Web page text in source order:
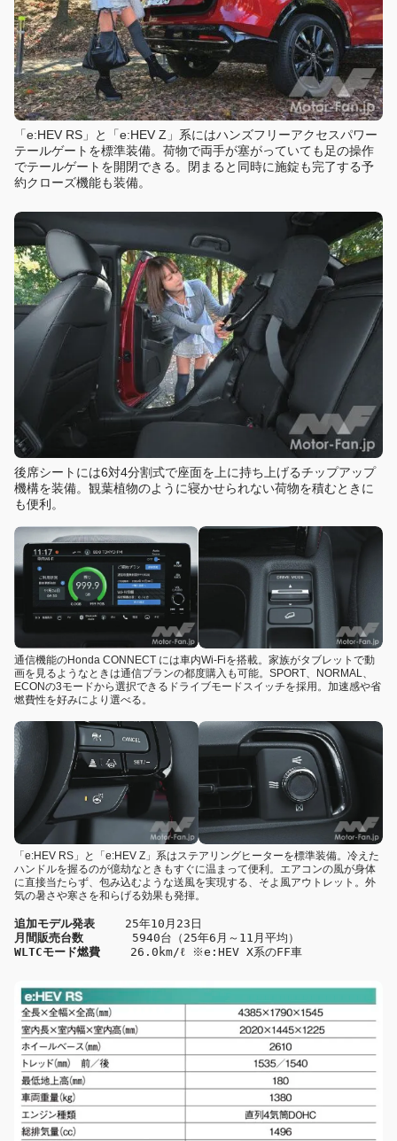
「e:HEV RS」と「e:HEV Z」系にはハンズフリーアクセスパワー
テールゲートを標準装備。荷物で両手が塞がっていても足の操作
でテールゲートを開閉できる。閉まると同時に施錠も完了する予
約クローズ機能も装備。
後席シートには6対4分割式で座面を上に持ち上げるチップアップ
機構を装備。観葉植物のように寝かせられない荷物を積むときに
も便利。
通信機能のHonda CONNECT には車内Wi-Fiを搭載。家族がタブレットで動
画を見るようなときは通信プランの都度購入も可能。SPORT、NORMAL、
ECONの3モードから選択できるドライブモードスイッチを採用。加速感や省
燃費性を好みにより選べる。
「e:HEV RS」と「e:HEV Z」系はステアリングヒーターを標準装備。冷えた
ハンドルを握るのが億劫なときもすぐに温まって便利。エアコンの風が身体
に直接当たらず、包み込むような送風を実現する、そよ風アウトレット。外
気の暑さや寒さを和らげる効果も発揮。
追加モデル発表 25年10月23日
月間販売台数 5940台（25年6月～11月平均）
WLTCモード燃費 26.0km/ℓ ※e:HEV X系のFF車